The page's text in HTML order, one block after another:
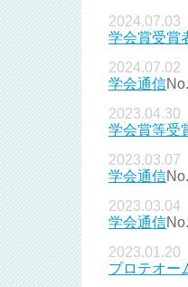
2024.07.03
学会賞受賞
2024.07.02
学会通信
2023.04.30
学会賞等受
2023.03.07
学会通信
2023.03.04
学会通信
2023.01.20
プロテオー